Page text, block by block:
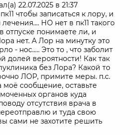
22.07.2025 в 21:37
чтобы записаться к лору, и
НО нет в пк11 такого
отпуске понимаете ли, и
нет. А Лор на минутку это
- нос..... Это то , что заболит
долей вероятности! Как так
без Лора? Какой то
ЛОР, примите меры. п.с.
моё сообщение, оставьте
органов куда
отсутствия врача в
и туда свою
сами не захотите решить